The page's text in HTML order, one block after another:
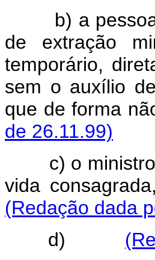
b) a pessoa
de extração
temporário,
sem o auxílio
que de forma
de 26.11.99)
c) o ministro
vida
(Redação dada
d)